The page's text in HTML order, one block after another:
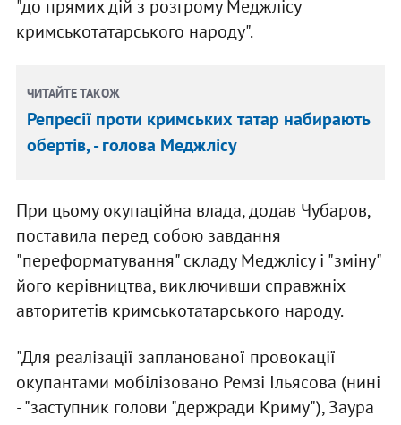
"до прямих дій з розгрому Меджлісу
кримськотатарського народу".
ЧИТАЙТЕ ТАКОЖ
Репресії проти кримських татар набирають
обертів, - голова Меджлісу
При цьому окупаційна влада, додав Чубаров,
поставила перед собою завдання
"переформатування" складу Меджлісу і "зміну"
його керівництва, виключивши справжніх
авторитетів кримськотатарського народу.
"Для реалізації запланованої провокації
окупантами мобілізовано Ремзі Ільясова (нині
- "заступник голови "держради Криму"), Заура